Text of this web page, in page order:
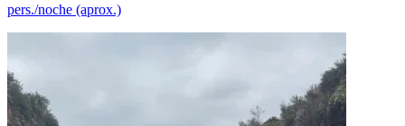
pers./noche (aprox.)